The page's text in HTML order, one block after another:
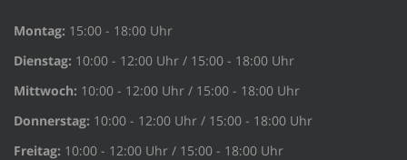
Montag: 15:00 - 18:00 Uhr
Dienstag: 10:00 - 12:00 Uhr / 15:00 - 18:00 Uhr
Mittwoch: 10:00 - 12:00 Uhr / 15:00 - 18:00 Uhr
Donnerstag: 10:00 - 12:00 Uhr / 15:00 - 18:00 Uhr
Freitag: 10:00 - 12:00 Uhr / 15:00 - 18:00 Uhr